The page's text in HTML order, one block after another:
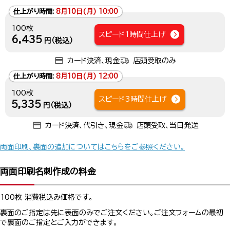
仕上がり時間: 8月10日(月) 10:00
100枚
6,435 円（税込）
スピード1時間仕上げ
カード決済、現金 店頭受取のみ
仕上がり時間: 8月10日(月) 12:00
100枚
5,335 円（税込）
スピード3時間仕上げ
カード決済、代引き、現金 店頭受取、当日発送
両面印刷、裏面の追加についてはこちらをご参照ください。
両面印刷名刺作成の料金
100枚 消費税込み価格です。
裏面のご指定は先に表面のみでご注文ください。ご注文フォームの最初
で裏面のご指定とご入力ができます。